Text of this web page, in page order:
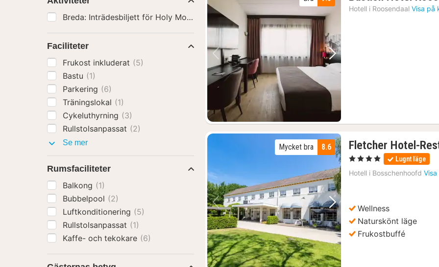
Föregående bild Nästa bild
Hotell i Roosendaal Visa på
Föregående bild Nästa bild
8.6
Mycket bra Fletcher Hotel-
, 4 Stjärnor Lugnt läge
Hotell i Bosschenhoofd
Wellness
Naturskönt läge
Frukostbuffé
Breda: Inträdesbiljett för Holy Moly Trip
(5)
Faciliteter
Frukost inkluderat (5)
Bastu (1)
Parkering (6)
Träningslokal (1)
Cykeluthyrning (3)
Rullstolsanpassat (2)
Se merFaciliteter
Rumsfaciliteter
Balkong (1)
Bubbelpool (2)
Luftkonditionering (5)
Rullstolsanpassat (1)
Kaffe- och tekokare (6)